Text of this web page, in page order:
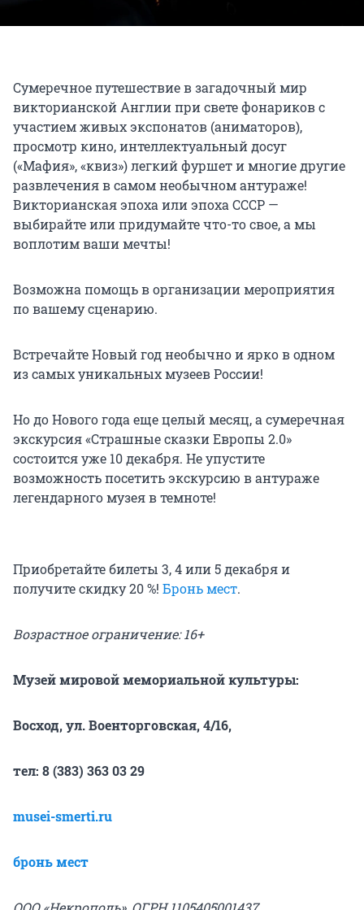
Сумеречное путешествие в загадочный мир
викторианской Англии при свете фонариков с
участием живых экспонатов (аниматоров),
просмотр кино, интеллектуальный досуг
(«Мафия», «квиз») легкий фуршет и многие другие
развлечения в самом необычном антураже!
Викторианская эпоха или эпоха СССР —
выбирайте или придумайте что-то свое, а мы
воплотим ваши мечты!
Возможна помощь в организации мероприятия
по вашему сценарию.
Встречайте Новый год необычно и ярко в одном
из самых уникальных музеев России!
Но до Нового года еще целый месяц, а сумеречная
экскурсия «Страшные сказки Европы 2.0»
состоится уже 10 декабря. Не упустите
возможность посетить экскурсию в антураже
легендарного музея в темноте!
Приобретайте билеты 3, 4 или 5 декабря и
получите скидку 20 %! Бронь мест.
Возрастное ограничение: 16+
Музей мировой мемориальной культуры:
Восход,ул. Военторговская, 4/16,
тел: 8 (383) 363 03 29
musei-smerti.ru
бронь мест